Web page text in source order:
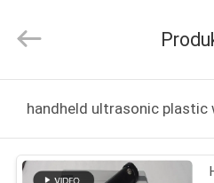
PRODUKTE
Co.,Ltd.
handheld ultrasonic plastic